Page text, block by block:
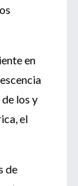
en
los y
el
de